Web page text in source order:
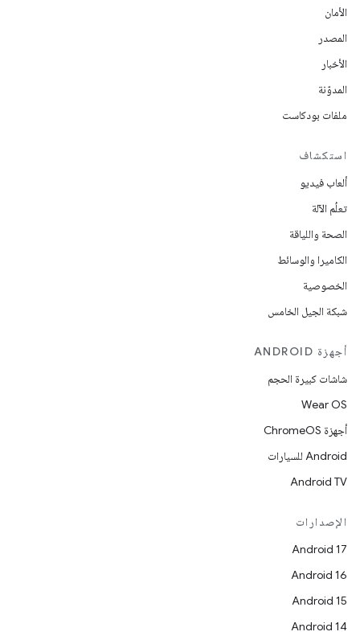
الأمان
المصدر
الأخبار
المدوّنة
ملفات بودكاست
استكشاف
ألعاب فيديو
تعلُم الآلة
الصحة واللياقة
الكاميرا والوسائط
الخصوصية
شبكة الجيل الخامس
أجهزة ANDROID
شاشات كبيرة الحجم
Wear OS
أجهزة ChromeOS
Android للسيارات
Android TV
الإصدارات
Android 17
Android 16
Android 15
Android 14